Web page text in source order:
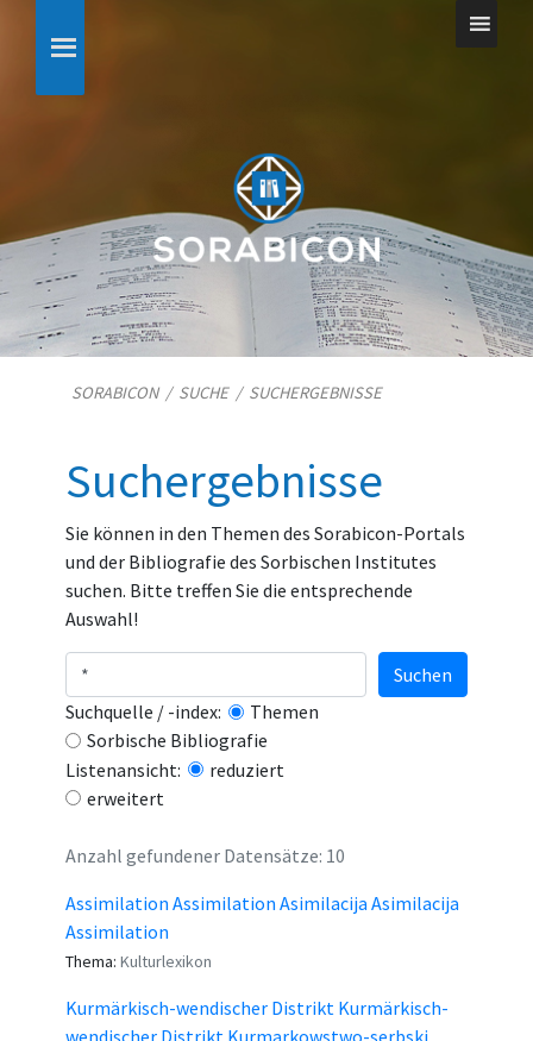
SORABICON/ SUCHE/ SUCHERGEBNISSE
Suchergebnisse
Sie können in den Themen des Sorabicon-Portals
und der Bibliografie des Sorbischen Institutes
suchen. Bitte treffen Sie die entsprechende
Auswahl!
Suchquelle / -index:
Themen
Sorbische Bibliografie
Listenansicht:
reduziert
erweitert
Suchen
Anzahl gefundener Datensätze: 10
Assimilation Assimilation Asimilacija Asimilacija
Assimilation
Thema: Kulturlexikon
Kurmärkisch-wendischer Distrikt Kurmärkisch-
wendischer Distrikt Kurmarkowstwo-serbski